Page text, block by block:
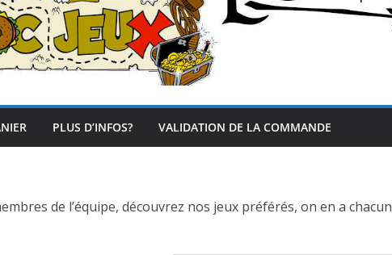
PLUS D’INFOS? VALIDATION DE LA COMMANDE
de l’équipe, découvrez nos jeux préférés, on en a chacun